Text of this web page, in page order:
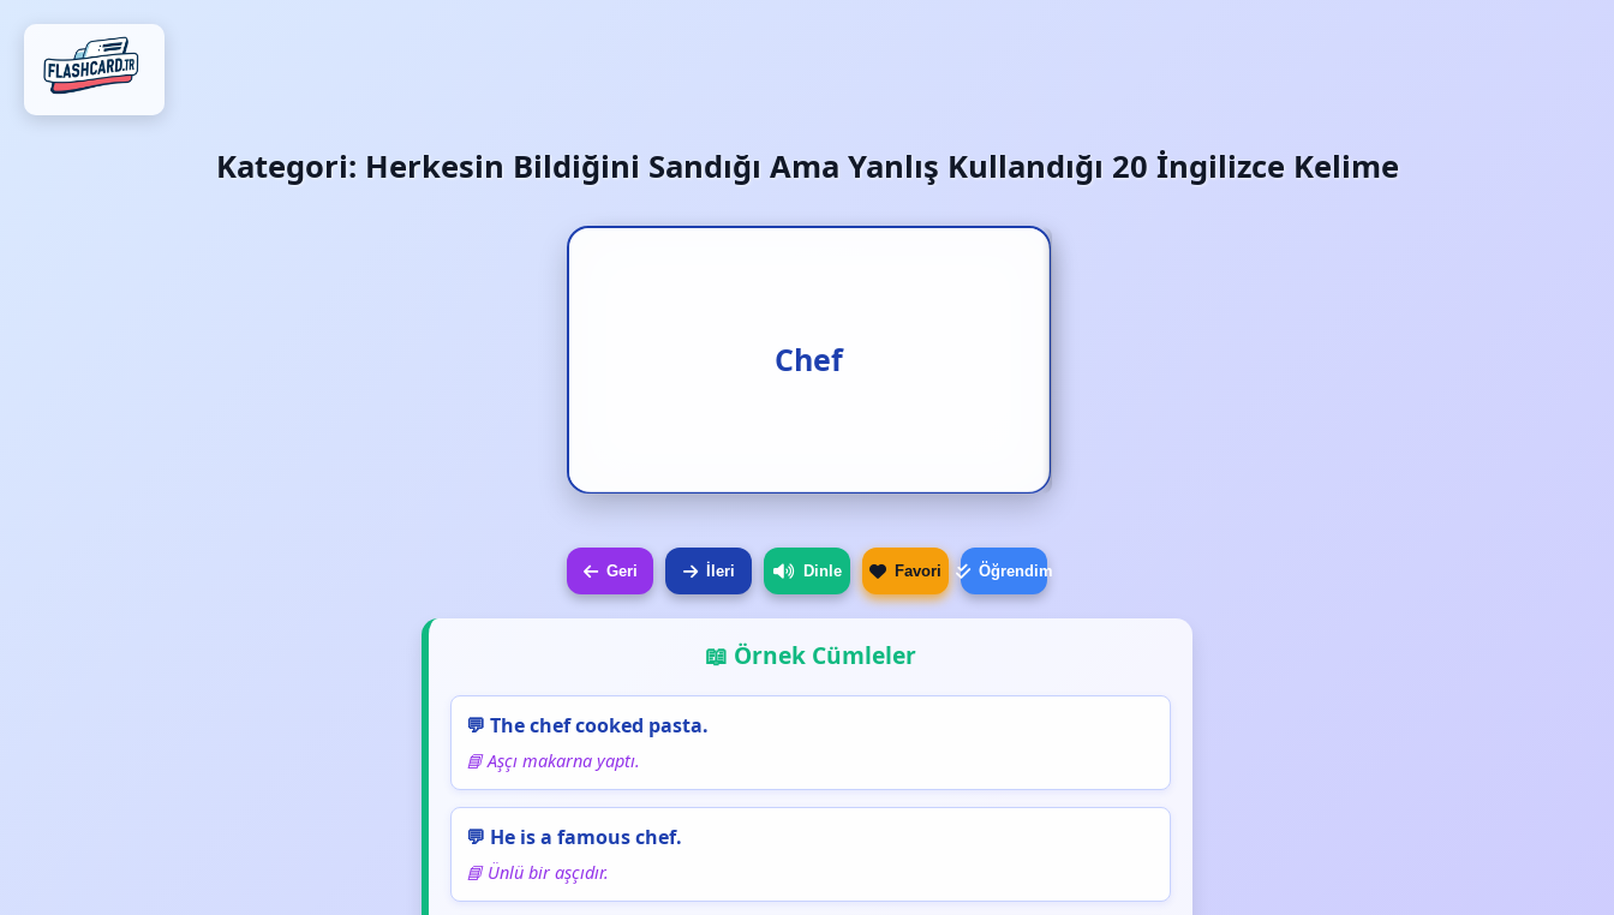
Kategori: Herkesin Bildiğini Sandığı Ama Yanlış Kullandığı 20 İngilizce Kelime
Chef
Aşçı; “şef” (patron) değil
Geri İleri Dinle Favori Öğrendim
📖 Örnek Cümleler
💬 The chef cooked pasta.
📘 Aşçı makarna yaptı.
💬 He is a famous chef.
📘 Ünlü bir aşçıdır.